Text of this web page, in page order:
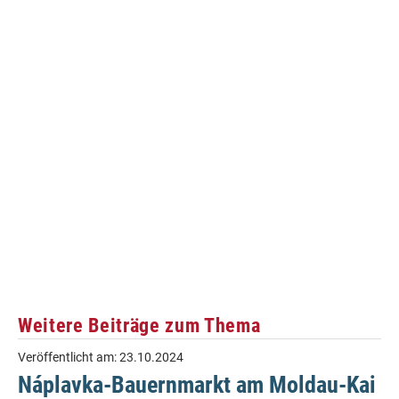
Weitere Beiträge zum Thema
Veröffentlicht am:23.10.2024
Náplavka-Bauernmarkt am Moldau-Kai